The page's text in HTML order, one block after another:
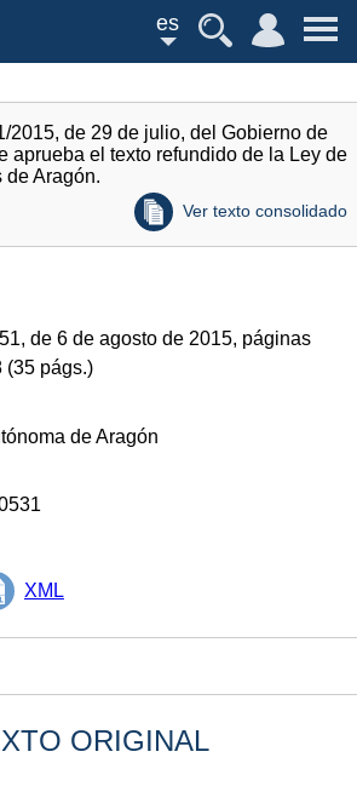
es
2015, de 29 de julio, del Gobierno de
aprueba el texto refundido de la Ley de
de Aragón.
Ver texto consolidado
de 6 de agosto de 2015, páginas
(35 págs.)
de Aragón
XML
ORIGINAL